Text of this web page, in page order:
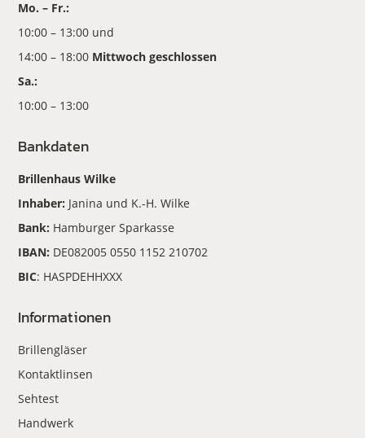
Mo. – Fr.:
10:00 – 13:00 und
14:00 – 18:00 Mittwoch geschlossen
Sa.:
10:00 – 13:00
Bankdaten
Brillenhaus Wilke
Inhaber: Janina und K.-H. Wilke
Bank: Hamburger Sparkasse
IBAN: DE082005 0550 1152 210702
BIC: HASPDEHHXXX
Informationen
Brillengläser
Kontaktlinsen
Sehtest
Handwerk